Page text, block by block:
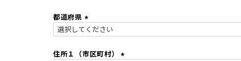
須
)
都道府県
(
須
住所１（市区町村）